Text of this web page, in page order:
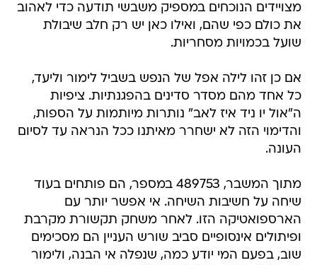
מצויידים הנוכחים במספיק משבשי תודעה כדי לאהוב
את כולם כפי שהם, ואילו כאן יש רק חלב שיבולת
שועל בכמויות מסחריות.
אם כן זהו לילה אפל של הנפש בשביל לימור וליעד,
כל אחד מהם מסדר סדינים בהפגנתיות. ציפיות
ה"אול יו ניד איז לאב" נותרות מיותמות על הספות,
והדימוי הזה לא ישחרר מאיתנו ככל הנראה עד לסיום
העונה.
מתוך המשבר, 489753 במספר, הם פותחים בעוד
שיחה על חשיבות השיחה. אי אפשר יותר עם
הארספואטיקה הזו. לאחר משחק תקשורת מקרבת
ופיתולים אינסופיים סביב שורש העניין הם מסכימים
שוב, בפעם המי יודע כמה, שנפלה אי הבנה, ולימור